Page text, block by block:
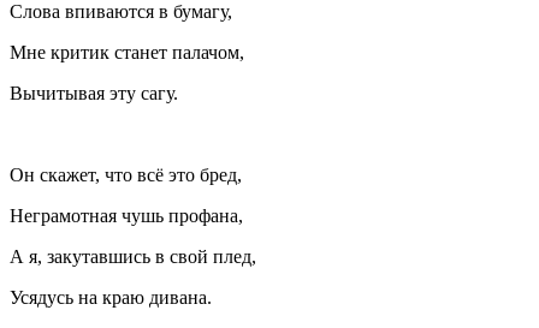
Слова впиваются в бумагу,
Мне критик станет палачом,
Вычитывая эту сагу.
Он скажет, что всё это бред,
Неграмотная чушь профана,
А я, закутавшись в свой плед,
Усядусь на краю дивана.